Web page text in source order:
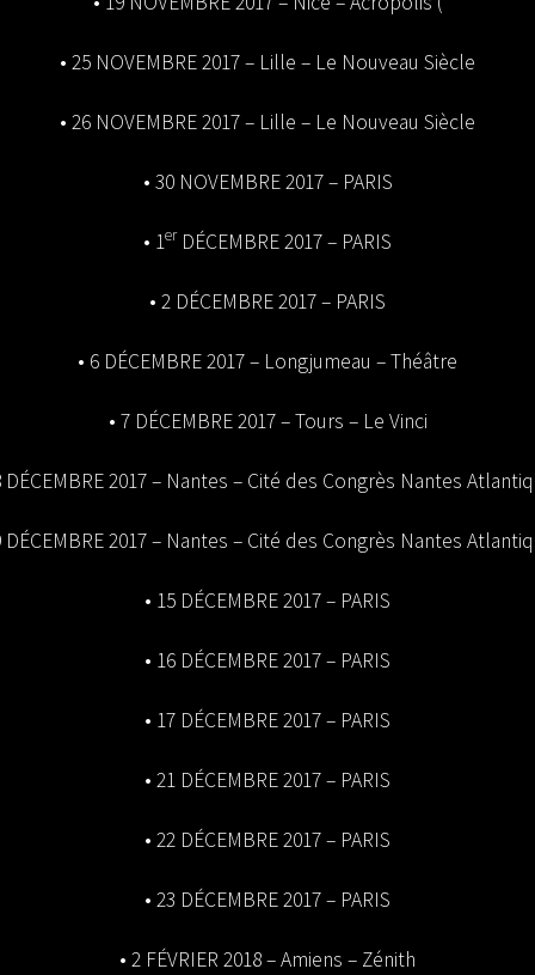
• 25 NOVEMBRE 2017 – Lille – Le Nouveau Siècle
• 26 NOVEMBRE 2017 – Lille – Le Nouveau Siècle
• 30 NOVEMBRE 2017 – PARIS
• 1erDÉCEMBRE 2017 – PARIS
• 2 DÉCEMBRE 2017 – PARIS
• 6 DÉCEMBRE 2017 – Longjumeau – Théâtre
• 7 DÉCEMBRE 2017 – Tours – Le Vinci
DÉCEMBRE 2017 – Nantes – Cité des Congrès Nantes
DÉCEMBRE 2017 – Nantes – Cité des Congrès Nantes
• 15 DÉCEMBRE 2017 – PARIS
• 16 DÉCEMBRE 2017 – PARIS
• 17 DÉCEMBRE 2017 – PARIS
• 21 DÉCEMBRE 2017 – PARIS
• 22 DÉCEMBRE 2017 – PARIS
• 23 DÉCEMBRE 2017 – PARIS
• 2 FÉVRIER 2018 – Amiens – Zénith